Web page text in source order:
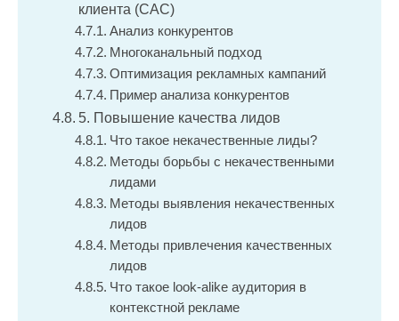
клиента (CAC)
Анализ конкурентов
Многоканальный подход
Оптимизация рекламных кампаний
Пример анализа конкурентов
5. Повышение качества лидов
Что такое некачественные лиды?
Методы борьбы с некачественными
лидами
Методы выявления некачественных
лидов
Методы привлечения качественных
лидов
Что такое look-alike аудитория в
контекстной рекламе